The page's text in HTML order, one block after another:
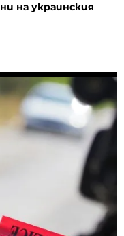
на украинския